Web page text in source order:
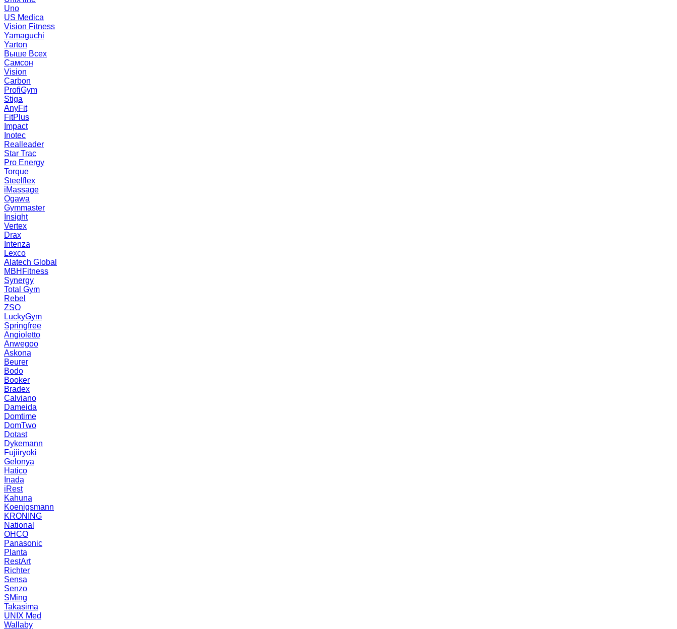
Uno
US Medica
Vision Fitness
Yamaguchi
Yarton
Выше Всех
Самсон
Vision
Carbon
ProfiGym
Stiga
AnyFit
FitPlus
Impact
Inotec
Realleader
Star Trac
Pro Energy
Torque
Steelflex
iMassage
Ogawa
Gymmaster
Insight
Vertex
Drax
Intenza
Lexco
Alatech Global
MBHFitness
Synergy
Total Gym
Rebel
ZSO
LuckyGym
Springfree
Angioletto
Anwegoo
Askona
Beurer
Bodo
Booker
Bradex
Calviano
Dameida
Domtime
DomTwo
Dotast
Dykemann
Fujiiryoki
Gelonya
Hatico
Inada
iRest
Kahuna
Koenigsmann
KRONING
National
OHCO
Panasonic
Planta
RestArt
Richter
Sensa
Senzo
SMing
Takasima
UNIX Med
Wallaby